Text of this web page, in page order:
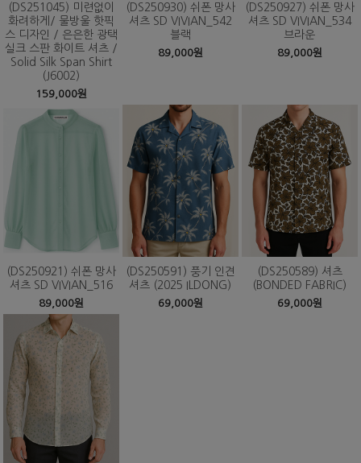
(DS251045) 미련없이
화려하게/ 물방울 핫픽
스 디자인 / 은은한 광택
실크 스판 화이트 셔츠 /
Solid Silk Span Shirt
(J6002)
159,000원
(DS250930) 쉬폰 망사
셔츠 SD VIVIAN_542
블랙
89,000원
(DS250927) 쉬폰 망사
셔츠 SD VIVIAN_534
브라운
89,000원
(DS250921) 쉬폰 망사
셔츠 SD VIVIAN_516
89,000원
(DS250591) 풍기 인견
셔츠 (2025 ILDONG)
69,000원
(DS250589) 셔츠
(BONDED FABRIC)
69,000원